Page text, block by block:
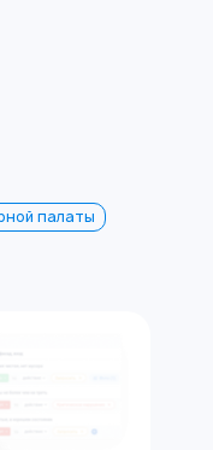
палаты